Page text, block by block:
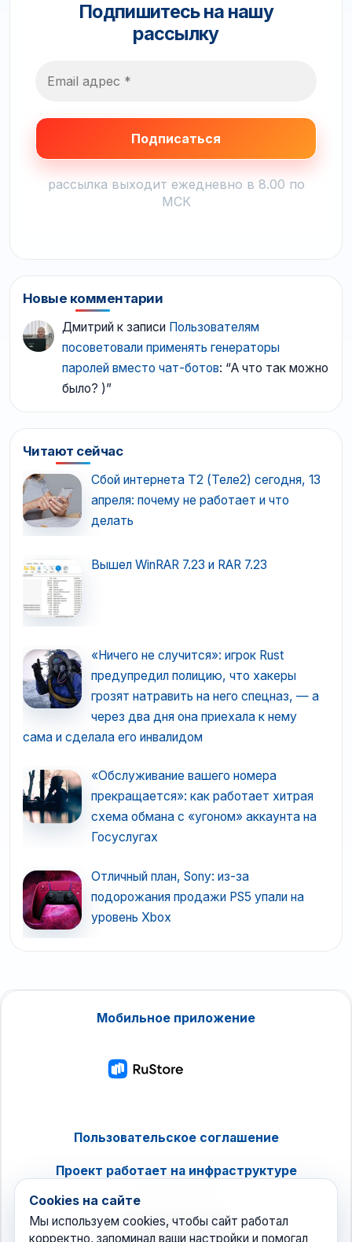
Подпишитесь на нашу
рассылку
рассылка выходит ежедневно в 8.00 по
МСК
Новые комментарии
Дмитрий к записи Пользователям
посоветовали применять генераторы
паролей вместо чат-ботов: “А что так можно
было? )”
Читают сейчас
Сбой интернета T2 (Теле2) сегодня, 13
апреля: почему не работает и что
делать
Вышел WinRAR 7.23 и RAR 7.23
«Ничего не случится»: игрок Rust
предупредил полицию, что хакеры
грозят натравить на него спецназ, — а
через два дня она приехала к нему
сама и сделала его инвалидом
«Обслуживание вашего номера
прекращается»: как работает хитрая
схема обмана с «угоном» аккаунта на
Госуслугах
Отличный план, Sony: из-за
подорожания продажи PS5 упали на
уровень Xbox
Мобильное приложение
Пользовательское соглашение
Проект работает на инфраструктуре
Cookies на сайте
Мы используем cookies, чтобы сайт работал
корректно, запоминал ваши настройки и помогал